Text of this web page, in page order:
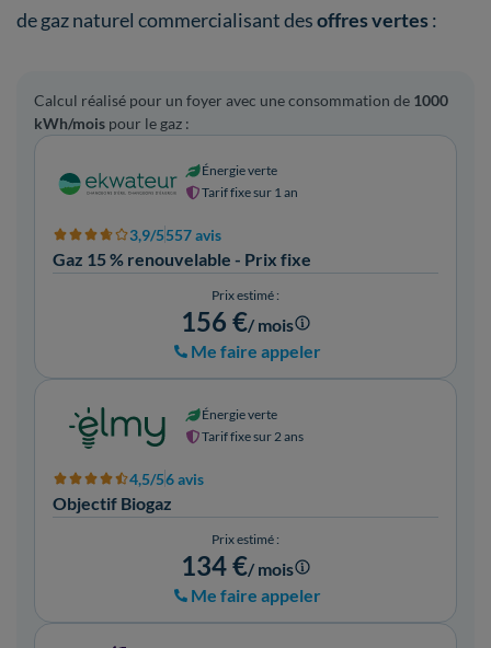
de gaz naturel commercialisant desoffres vertes :
Calcul réalisé pour un foyer avec une consommation de 1000
kWh/mois pour le gaz :
Énergie verte
Tarif fixe sur 1 an
3,9/5 557 avis
Gaz 15 % renouvelable - Prix fixe
Prix estimé :
156 €/ mois
Me faire appeler
Énergie verte
Tarif fixe sur 2 ans
4,5/5 6 avis
Objectif Biogaz
Prix estimé :
134 €/ mois
Me faire appeler